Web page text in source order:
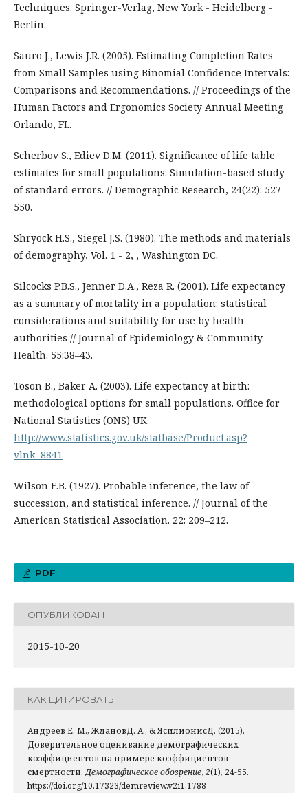
Techniques. Springer-Verlag, New York - Heidelberg -
Berlin.
Sauro J., Lewis J.R. (2005). Estimating Completion Rates
from Small Samples using Binomial Confidence Intervals:
Comparisons and Recommendations. // Proceedings of the
Human Factors and Ergonomics Society Annual Meeting
Orlando, FL.
Scherbov S., Ediev D.M. (2011). Significance of life table
estimates for small populations: Simulation-based study
of standard errors. // Demographic Research, 24(22): 527-
550.
Shryock H.S., Siegel J.S. (1980). The methods and materials
of demography, Vol. 1 - 2, , Washington DC.
Silcocks P.B.S., Jenner D.A., Reza R. (2001). Life expectancy
as a summary of mortality in a population: statistical
considerations and suitability for use by health
authorities // Journal of Epidemiology & Community
Health. 55:38–43.
Toson B., Baker A. (2003). Life expectancy at birth:
methodological options for small populations. Office for
National Statistics (ONS) UK.
http://www.statistics.gov.uk/statbase/Product.asp?
vlnk=8841
Wilson E.B. (1927). Probable inference, the law of
succession, and statistical inference. // Journal of the
American Statistical Association. 22: 209–212.
PDF
ОПУБЛИКОВАН
2015-10-20
КАК ЦИТИРОВАТЬ
Андреев Е. М., ЖдановД. А., & ЯсилионисД. (2015).
Доверительное оценивание демографических
коэффициентов на примере коэффициентов
смертности.Демографическое обозрение, 2(1), 24-55.
https://doi.org/10.17323/demreview.v2i1.1788